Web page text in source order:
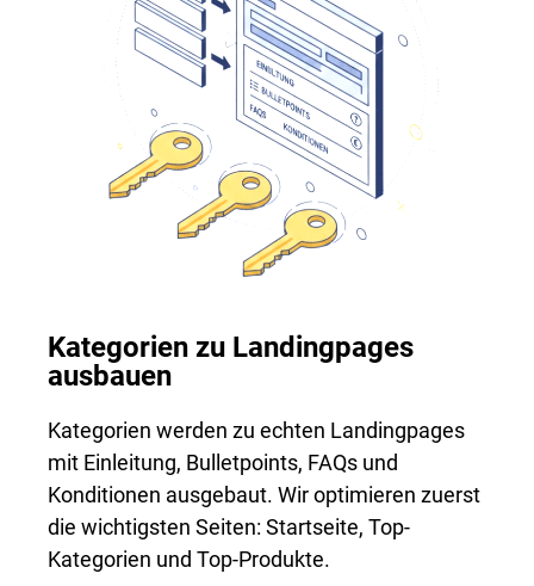
Kategorien zu Landingpages
ausbauen
Kategorien werden zu echten Landingpages
mit Einleitung, Bulletpoints, FAQs und
Konditionen ausgebaut. Wir optimieren zuerst
die wichtigsten Seiten: Startseite, Top-
Kategorien und Top-Produkte.